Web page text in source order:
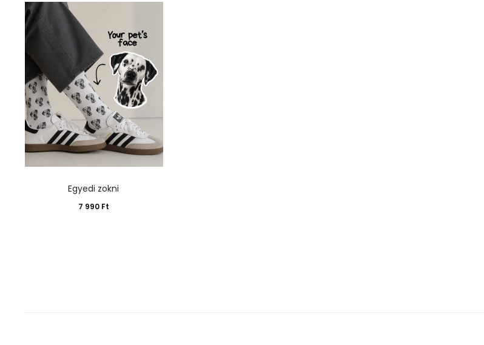
Egyedi zokni
7 990 Ft